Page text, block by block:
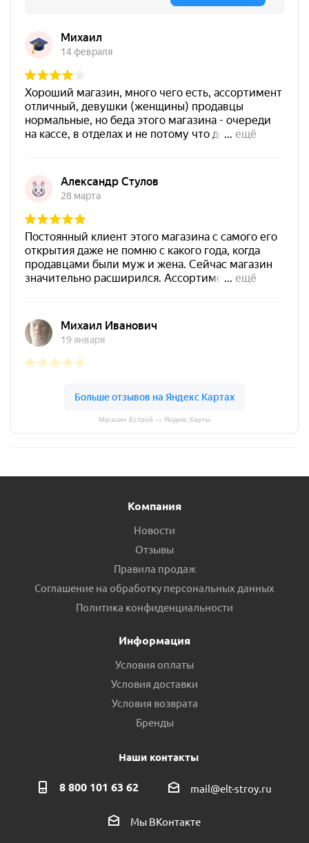
Магазин Естрой — Яндекс.Карты
Компания
Новости
Отзывы
Правила продаж
Соглашение на обработку персональных данных
Политика конфиденциальности
Информация
Условия оплаты
Условия доставки
Условия возврата
Бренды
Наши контакты
8 800 101 63 62 mail@elt-stroy.ru
Мы ВКонтакте